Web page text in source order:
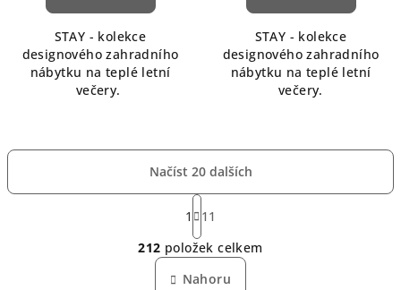
z
5
hvězdiček.
STAY - kolekce
designového zahradního
nábytku na teplé letní
večery.
STAY - kolekce
designového zahradního
nábytku na teplé letní
večery.
O
v
l
Načíst 20 dalších
S
t
r
á
n
1
11
212 položek celkem
Nahoru